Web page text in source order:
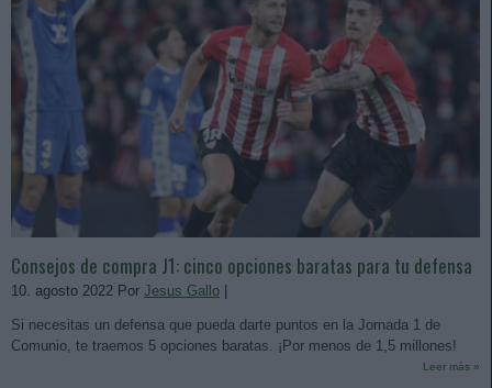
Consejos de compra J1: cinco opciones baratas para tu defensa
10. agosto 2022 Por Jesus Gallo
Si necesitas un defensa que pueda darte puntos en la Jornada 1 de
Comunio, te traemos 5 opciones baratas. ¡Por menos de 1,5 millones!
Leer más »